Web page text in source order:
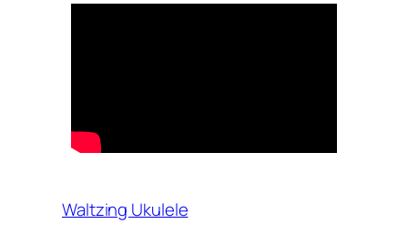
Waltzing Ukulele